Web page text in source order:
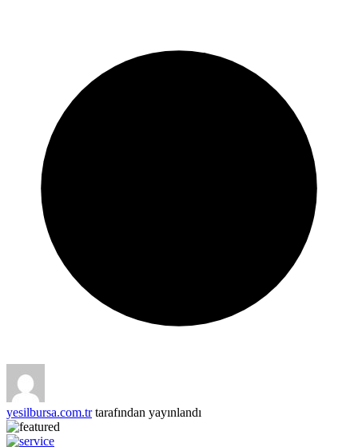
yesilbursa.com.trtarafından yayınlandı